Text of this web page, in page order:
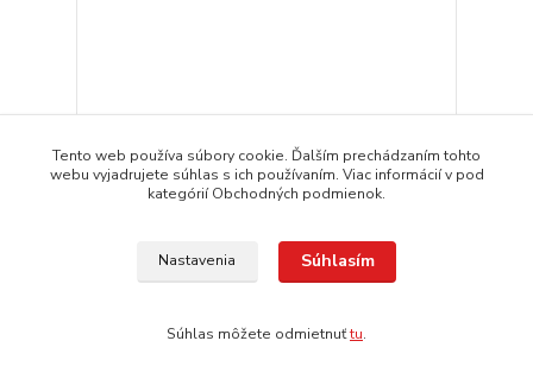
Nerezový hrniec 45 L s pokrievkou ARIAN
125,00 EUR/ ks expedícia 3-5 dní
Pridať do košíka
Tento web používa súbory cookie. Ďalším prechádzaním tohto
webu vyjadrujete súhlas s ich používaním. Viac informácií v pod
kategórií Obchodných podmienok.
Nastavenia Súhlasím
Súhlas môžete odmietnuťtu.